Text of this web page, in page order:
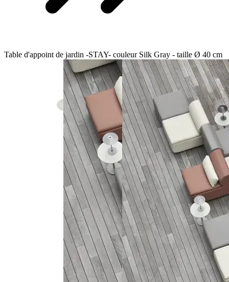
Table d'appoint de jardin -STAY- couleur Silk Gray - taille Ø 40 cm